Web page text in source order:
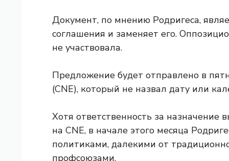
Документ, по мнению Родригеса,
соглашения и заменяет его.
не участвовала.
Предложение будет отправлено в
(CNE), который не назвал дату или
Хотя ответственность за
на CNE, в начале этого месяца
политиками, далекими от
профсоюзами.